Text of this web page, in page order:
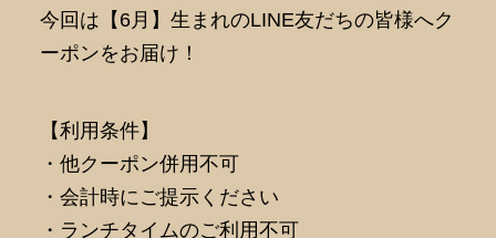
今回は【6月】生まれのLINE友だちの皆様へク
ーポンをお届け！
【利用条件】
・他クーポン併用不可
・会計時にご提示ください
・ランチタイムのご利用不可